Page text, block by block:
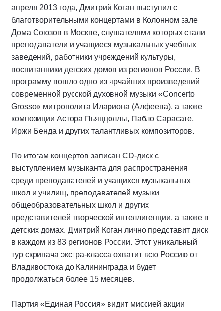
апреля 2013 года, Дмитрий Коган выступил с
благотворительными концертами в Колонном зале
Дома Союзов в Москве, слушателями которых стали
преподаватели и учащиеся музыкальных учебных
заведений, работники учреждений культуры,
воспитанники детских домов из регионов России. В
программу вошло одно из ярчайших произведений
современной русской духовной музыки «Concerto
Grosso» митрополита Илариона (Алфеева), а также
композиции Астора Пьяццоллы, Пабло Сарасате,
Иржи Бенда и других талантливых композиторов.
По итогам концертов записан CD-диск c
выступлением музыканта для распространения
среди преподавателей и учащихся музыкальных
школ и училищ, преподавателей музыки
общеобразовательных школ и других
представителей творческой интеллигенции, а также в
детских домах. Дмитрий Коган лично представит диск
в каждом из 83 регионов России. Этот уникальный
тур скрипача экстра-класса охватит всю Россию от
Владивостока до Калининграда и будет
продолжаться более 15 месяцев.
Партия «Единая Россия» видит миссией акции